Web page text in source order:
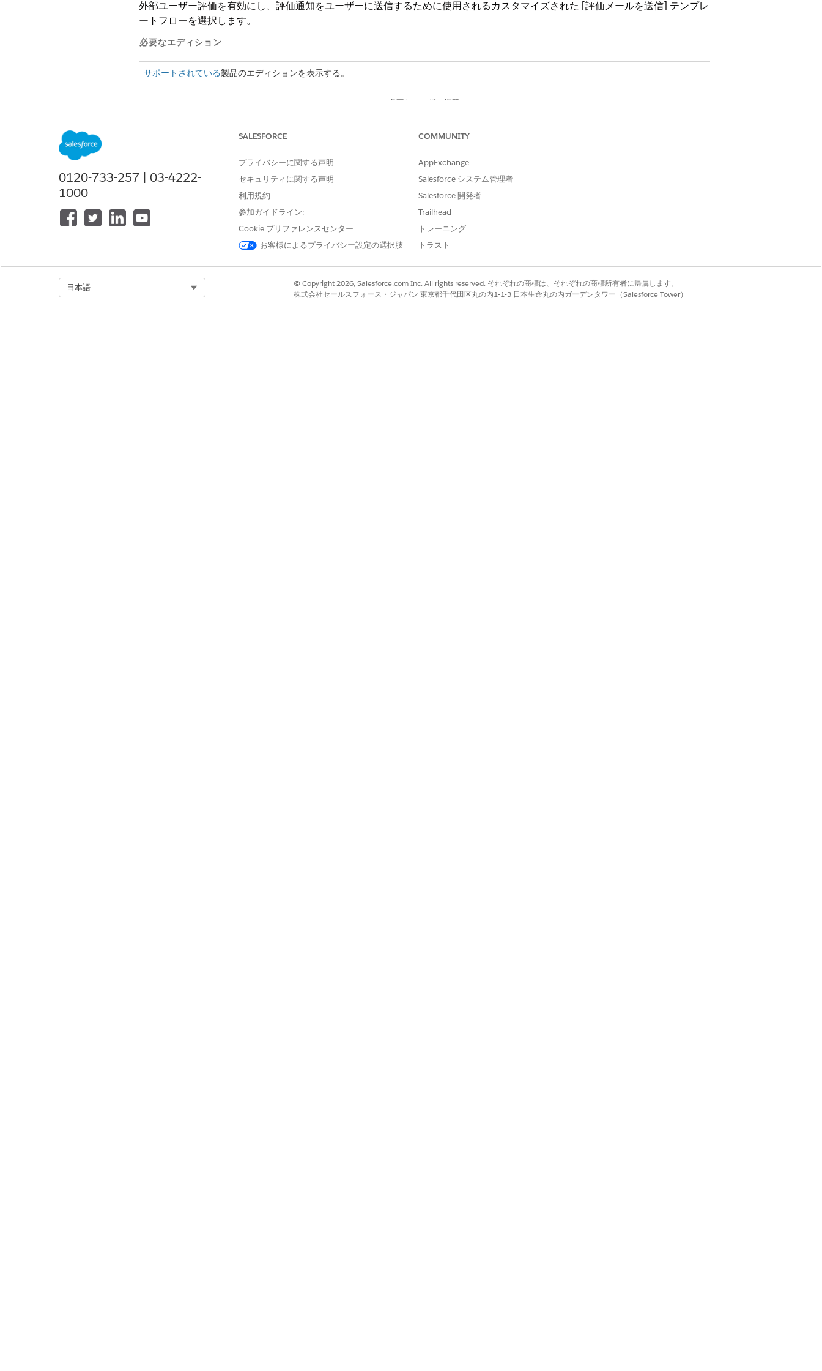
外部ユーザー評価を有効にし、評価通知をユーザーに送信するために使用されるカスタマイズされた [評価メールを送信] テンプレ
ートフローを選択します。
必要なエディション
サポートされている製品のエディションを表示する。
必要なユーザー権限
Education Cloud ゲストアクセス
[設定] から、[クイック検索] ボックスに「 評価設定]を選択します。
をオンにします。
調査エンベロープの有効期限が切れるまでのデフォルトの日数を設定します。
有効期限を変更できますが、有効期限が 30 日を超えることはできません。
[Send Email Assessment Flow (メール送信評価フロー)] で、 [編集]をクリックします。
0120-733-257 | 03-4222-
1000
SALESFORCE
プライバシーに関する声明
セキュリティに関する声明
利用規約
参加ガイドライン:
Cookie プリファレンスセンター
お客様によるプライバシー設定の選択肢
COMMUNITY
AppExchange
Salesforce システム管理者
Salesforce 開発者
Trailhead
トレーニング
トラスト
日本語
© Copyright 2026, Salesforce.com Inc. All rights reserved. それぞれの商標は、それぞれの商標所有者に帰属します。
株式会社セールスフォース・ジャパン 東京都千代田区丸の内1-1-3 日本生命丸の内ガーデンタワー（Salesforce Tower）